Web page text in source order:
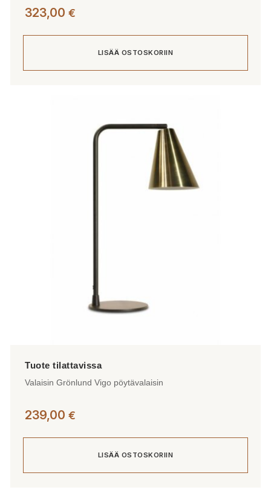
323,00 €
LISÄÄ OSTOSKORIIN
Valaisin Grönlund Vigo pöytävalaisin
239,00 €
LISÄÄ OSTOSKORIIN